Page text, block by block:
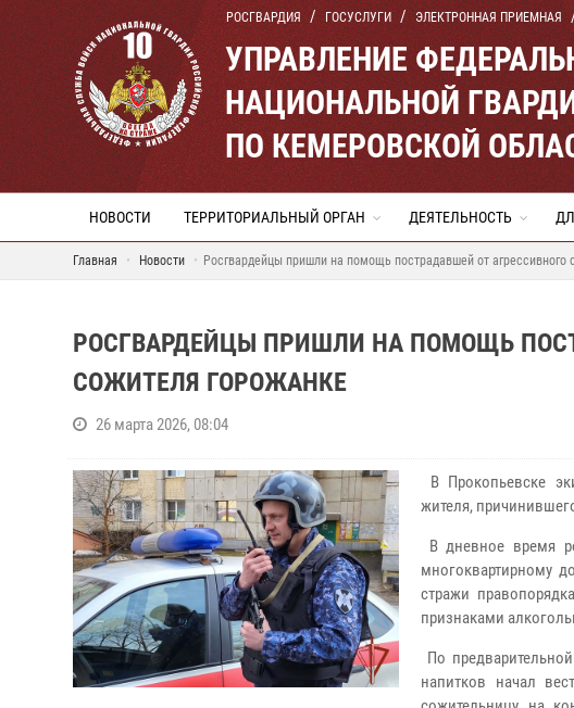
РОСГВАРДИЯ ГОСУСЛУГИ ЭЛЕКТРОННАЯ ПРИЕМНАЯ
УПРАВЛЕНИЕ
НАЦИОНАЛЬНОЙ
ПО КЕМЕРОВСКОЙ
НОВОСТИ ТЕРРИТОРИАЛЬНЫЙ ОРГАН ДЕЯТЕЛЬНОСТЬ
Главная Новости Росгвардейцы пришли на помощь пострадавшей от агрессивного
РОСГВАРДЕЙЦЫ ПРИШЛИ НА ПОМОЩЬ
СОЖИТЕЛЯ ГОРОЖАНКЕ
26 марта 2026, 08:04
В Прокопьевске
жителя,
В дневное время
многоквартирному
стражи
признаками
По
напитков начал